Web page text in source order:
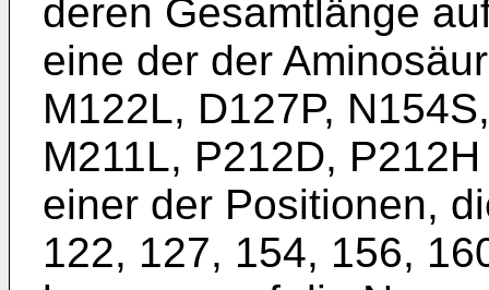
deren Gesamtlänge
eine der der
M122L, D127P,
M211L, P212D,
einer der Positionen,
122, 127, 154, 156,